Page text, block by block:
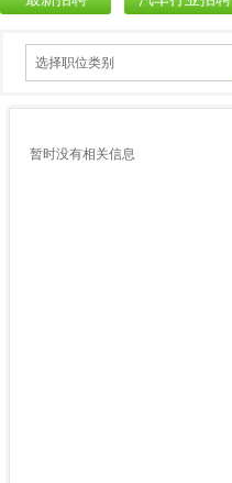
选择职位类别
暂时没有相关信息